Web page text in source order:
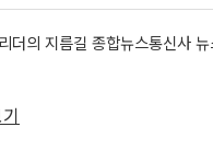
더의 지름길 종합뉴스통신사